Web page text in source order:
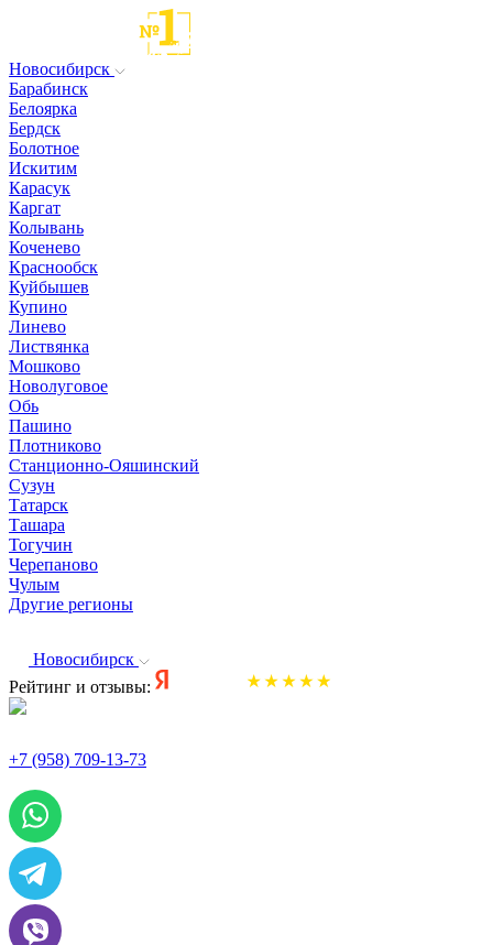
Новосибирск
Барабинск
Белоярка
Бердск
Болотное
Искитим
Карасук
Каргат
Колывань
Коченево
Краснообск
Куйбышев
Купино
Линево
Листвянка
Мошково
Новолуговое
Обь
Пашино
Плотниково
Станционно-Ояшинский
Сузун
Татарск
Ташара
Тогучин
Черепаново
Чулым
Другие регионы
Новосибирск
Рейтинг и отзывы:
+7 (958) 709-13-73